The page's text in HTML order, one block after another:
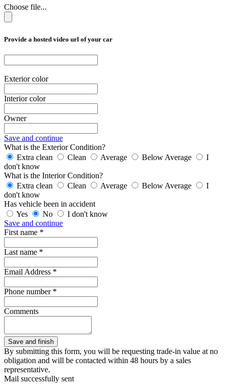
Choose file...
Provide a hosted video url of your car
Exterior color
Interior color
Owner
Save and continue
What is the Exterior Condition?
Extra clean
Clean Average Below Average
I
don't know
What is the Interior Condition?
Extra clean
Clean Average Below Average
I
don't know
Has vehicle been in accident
Yes
No
I don't know
Save and continue
First name *
Last name *
Email Address *
Phone number *
Comments
By submitting this form, you will be requesting trade-in value at no
obligation and will be contacted within 48 hours by a sales
representative.
Mail successfully sent